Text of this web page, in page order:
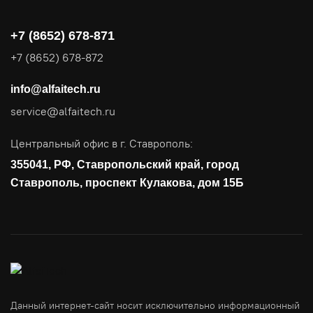
Соответствие требованиям и стандартам
Антивирусная защита
Управление доступом
Сетевая безопасность
+7 (8652) 678-871
+7 (8652) 678-872
info@alfaitech.ru
service@alfaitech.ru
Центральный офис в г. Ставрополь:
355041, РФ, Ставропольский край, город
Ставрополь, проспект Кулакова, дом 15Б
Данный интернет-сайт носит исключительно информационный